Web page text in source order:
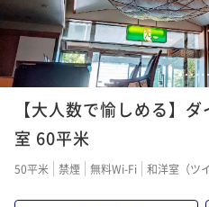
12345
【大人数で愉しめる】
室 60平米
50平米 禁煙 無料Wi-Fi 和洋室（ツイ